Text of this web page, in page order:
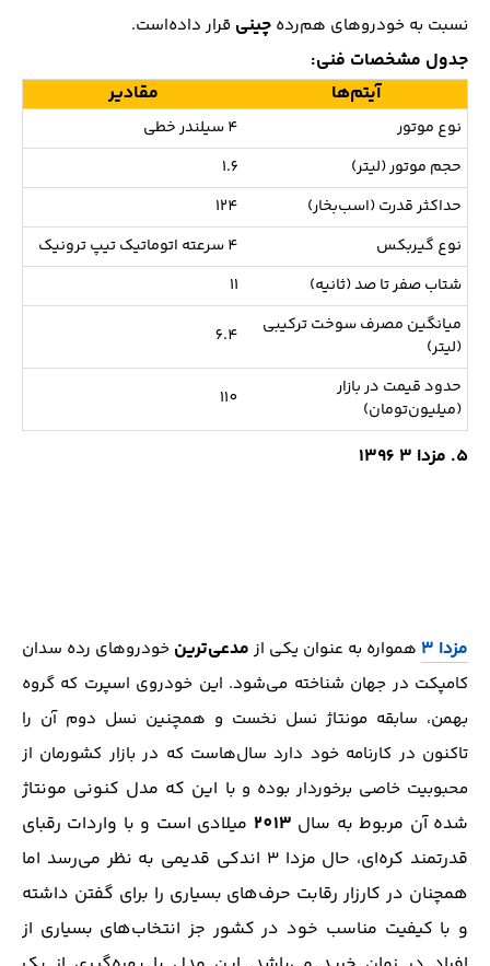
نسبت به خودرو‌های هم‌رده چینی قرار داده‌است.
جدول مشخصات فنی:
آیتم‌ها
مقادیر
نوع موتور
4 سیلندر خطی
حجم موتور (لیتر)
1.6
حداکثر قدرت (اسب‌بخار)
124
نوع گیربکس
4 سرعته اتوماتیک تیپ ترونیک
شتاب صفر تا صد (ثانیه)
11
میانگین مصرف سوخت ترکیبی
(لیتر)
6.4
حدود قیمت در بازار
(میلیون‌تومان)
110
5. مزدا 3 1396
مزدا 3 همواره به عنوان یکی ازمدعی‌ترین خودرو‌های رده سدان
کامپکت در جهان شناخته می‌شود. این خودروی اسپرت که گروه
بهمن، سابقه مونتاژ نسل نخست و همچنین نسل دوم آن را
تا‌کنون در کارنامه خود دارد سال‌هاست که در بازار کشورمان از
محبوبیت خاصی برخوردار بوده و با این که مدل کنونی مونتاژ
شده آن مربوط به سال 2013 میلادی است و با واردات رقبای
قدرتمند کره‌ای، حال مزدا 3 اندکی قدیمی به نظر می‌رسد اما
همچنان در کارزار رقابت حرف‌های بسیاری را برای گفتن داشته
و با کیفیت مناسب خود در کشور جز انتخاب‌های بسیاری از